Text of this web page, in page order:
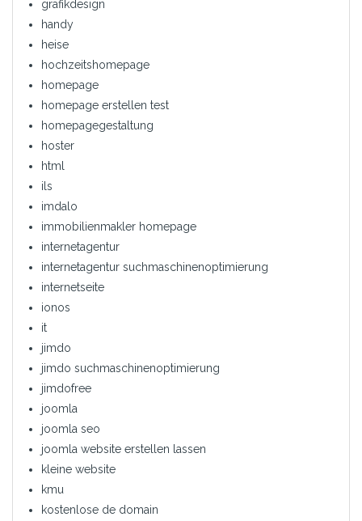
grafikdesign
handy
heise
hochzeitshomepage
homepage
homepage erstellen test
homepagegestaltung
hoster
html
ils
imdalo
immobilienmakler homepage
internetagentur
internetagentur suchmaschinenoptimierung
internetseite
ionos
it
jimdo
jimdo suchmaschinenoptimierung
jimdofree
joomla
joomla seo
joomla website erstellen lassen
kleine website
kmu
kostenlose de domain